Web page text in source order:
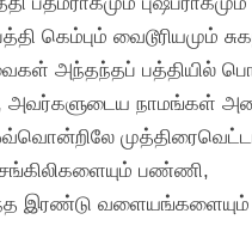
கெம்பும் வைடூரியமும்
அந்தந்தப் பத்தியில்
அவர்களுடைய நாமங்கள்
பண்ணி,
வளையங்களையும்